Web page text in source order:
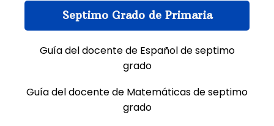
Septimo Grado de Primaria
Guía del docente de Español de septimo
grado
Guía del docente de Matemáticas de septimo
grado